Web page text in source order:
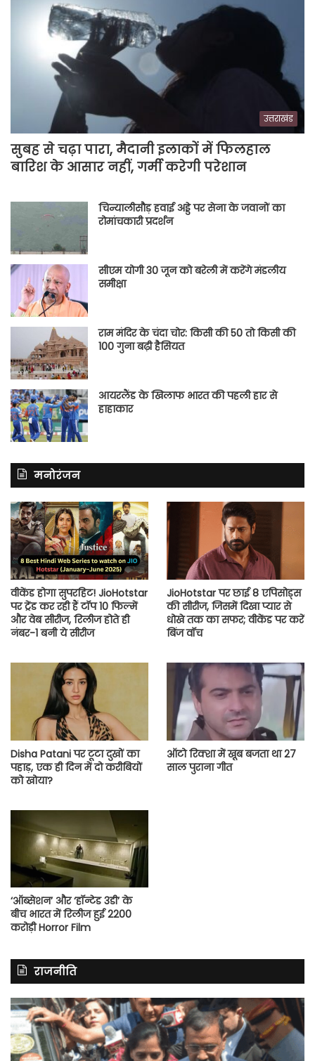
उत्तराखंड
सुबह से चढ़ा पारा, मैदानी इलाकों में फिलहाल
बारिश के आसार नहीं, गर्मी करेगी परेशान
चिन्यालीसौड़ हवाई अड्डे पर सेना के जवानों का
रोमांचकारी प्रदर्शन
सीएम योगी 30 जून को बरेली में करेंगे मंडलीय
समीक्षा
राम मंदिर के चंदा चोर: किसी की 50 तो किसी की
100 गुना बढ़ी हैसियत
आयरलैंड के खिलाफ भारत की पहली हार से
हाहाकार
मनोरंजन
वीकेंड होगा सुपरहिट! JioHotstar
पर ट्रेंड कर रही हैं टॉप 10 फिल्में
और वेब सीरीज, रिलीज होते ही
नंबर-1 बनी ये सीरीज
JioHotstar पर छाई 8 एपिसोड्स
की सीरीज, जिसमें दिखा प्यार से
धोखे तक का सफर; वीकेंड पर करें
बिंज वॉच
Disha Patani पर टूटा दुखों का
पहाड़, एक ही दिन में दो करीबियों
को खोया?
ऑटो रिक्शा में खूब बजता था 27
साल पुराना गीत
‘ऑब्सेशन’ और ‘हॉन्टेड 3डी’ के
बीच भारत में रिलीज हुई 2200
करोड़ी Horror Film
राजनीति